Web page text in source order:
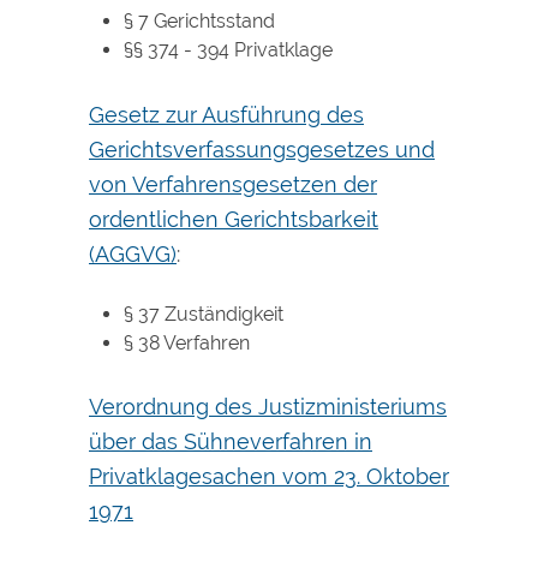
§ 7Gerichtsstand
§§ 374 - 394Privatklage
Gesetz zur Ausführung des
Gerichtsverfassungsgesetzes und
von Verfahrensgesetzen der
ordentlichen Gerichtsbarkeit
(AGGVG):
§ 37Zuständigkeit
§ 38 Verfahren
Verordnung des Justizministeriums
über das Sühneverfahren in
Privatklagesachen vom 23. Oktober
1971